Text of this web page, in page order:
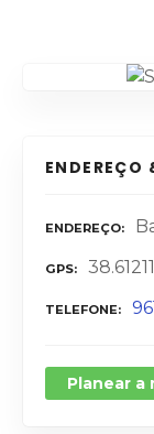
ENDEREÇO
GPS
TELEFONE
Planear a